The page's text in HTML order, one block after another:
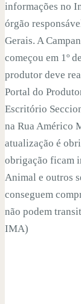
informações no
órgão
Gerais. A
começou em 1º
produtor deve
Portal do
Escritório
na Rua Américo
atualização é
obrigação ficam
Animal e outros
conseguem
não podem
IMA)